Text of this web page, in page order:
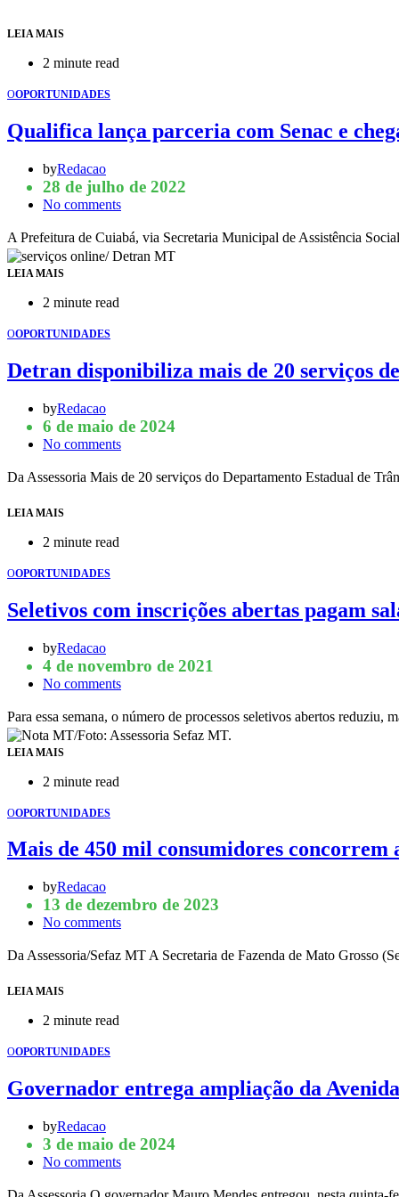
LEIA MAIS
2 minute read
OOPORTUNIDADES
Qualifica lança parceria com Senac e
byRedacao
28 de julho de 2022
No comments
A Prefeitura de Cuiabá, via Secretaria Municipal de Assistência
LEIA MAIS
2 minute read
OOPORTUNIDADES
Detran disponibiliza mais de 20 serviços
byRedacao
6 de maio de 2024
No comments
Da Assessoria Mais de 20 serviços do Departamento Estadual de
LEIA MAIS
2 minute read
OOPORTUNIDADES
Seletivos com inscrições abertas pagam
byRedacao
4 de novembro de 2021
No comments
Para essa semana, o número de processos seletivos abertos
LEIA MAIS
2 minute read
OOPORTUNIDADES
Mais de 450 mil consumidores
byRedacao
13 de dezembro de 2023
No comments
Da Assessoria/Sefaz MT A Secretaria de Fazenda de Mato Grosso
LEIA MAIS
2 minute read
OOPORTUNIDADES
Governador entrega ampliação da
byRedacao
3 de maio de 2024
No comments